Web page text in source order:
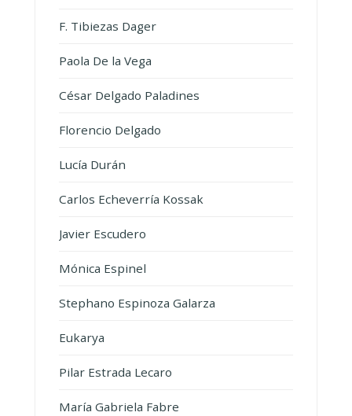
F. Tibiezas Dager
Paola De la Vega
César Delgado Paladines
Florencio Delgado
Lucía Durán
Carlos Echeverría Kossak
Javier Escudero
Mónica Espinel
Stephano Espinoza Galarza
Eukarya
Pilar Estrada Lecaro
María Gabriela Fabre